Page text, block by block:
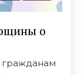
о
гражданам